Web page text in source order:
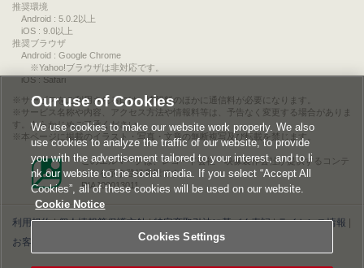
推奨環境
Android : 5.0.2以上
iOS : 9.0以上
推奨ブラウザ
Android : Google Chrome
※Yahoo!ブラウザは非対応です。
iOS : Safari
サービスをご利用されるには、情報料のほかに通信料が必要になります。
サービス名称や内容、アクセス方法や情報料等は、予告なく変更する場合がありま
す。あらかじめご了承ください。
本ページに掲載のイラスト・写真・文章の無断複写及び転載を禁じます。
このエルマークは、レコード会社・映像製作会社が提供するコンテ
ンツを示す登録商標です。
RIAJ00013011
利用規約|個人情報等保護方針|特定商取引法に基づく表記|ライセンス情報
お客様情報の外部送信について|Cookies Settings
Our use of Cookies
We use cookies to make our website work properly. We also
use cookies to analyze the traffic of our website, to provide
you with the advertisement tailored to your interest, and to li
nk our website to the social media. If you select “Accept All
Cookies”, all of these cookies will be used on our website.
Cookie Notice
Cookies Settings